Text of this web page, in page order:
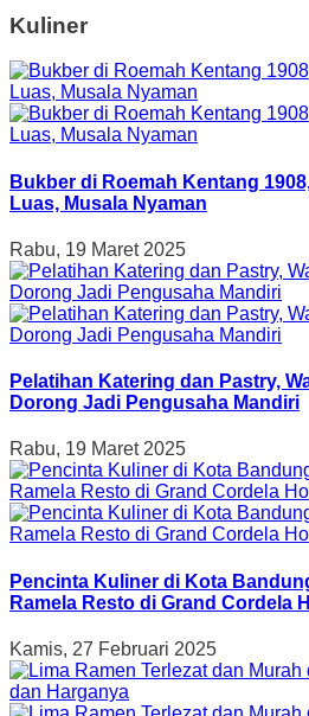
Kuliner
Bukber di Roemah Kentang
Luas, Musala Nyaman
Rabu, 19 Maret 2025
Pelatihan Katering dan Pastry,
Dorong Jadi Pengusaha Mandiri
Rabu, 19 Maret 2025
Pencinta Kuliner di Kota
Ramela Resto di Grand Cordela
Kamis, 27 Februari 2025